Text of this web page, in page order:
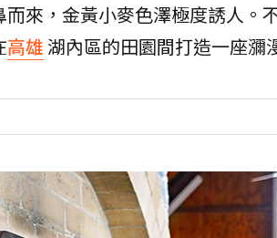
而來，金黃小麥色澤極度誘人。
高雄湖內區的田園間打造一座瀰